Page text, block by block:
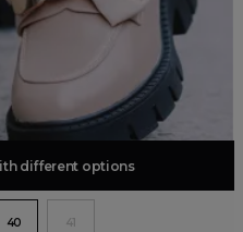
different options
40 41